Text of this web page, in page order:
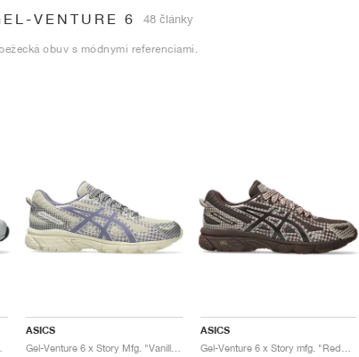
VENTURE 6 48 články
obuv s módnymi referenciami.
ASICS
Gel-Venture 6 x Story Mfg. "Vanilla & Violet Quartz"
ASICS